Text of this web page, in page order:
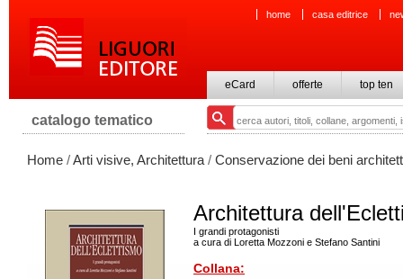
home casa editrice
eCard offerte top ten
catalogo tematico
Home /Arti visive, Architettura / Conservazione dei beni
Architettura
I grandi protagonisti
a cura di Loretta Mozzoni e Stefano Santini
Collana: